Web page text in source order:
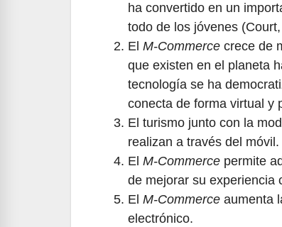
ha convertido en un
todo de los jóvenes
El M-Commerce crece de
que existen en el planeta
tecnología se ha
conecta de forma virtual y
El turismo junto con la
realizan a través del móvil.
El M-Commerce permite
de mejorar su experiencia
El M-Commerce aumenta
electrónico.